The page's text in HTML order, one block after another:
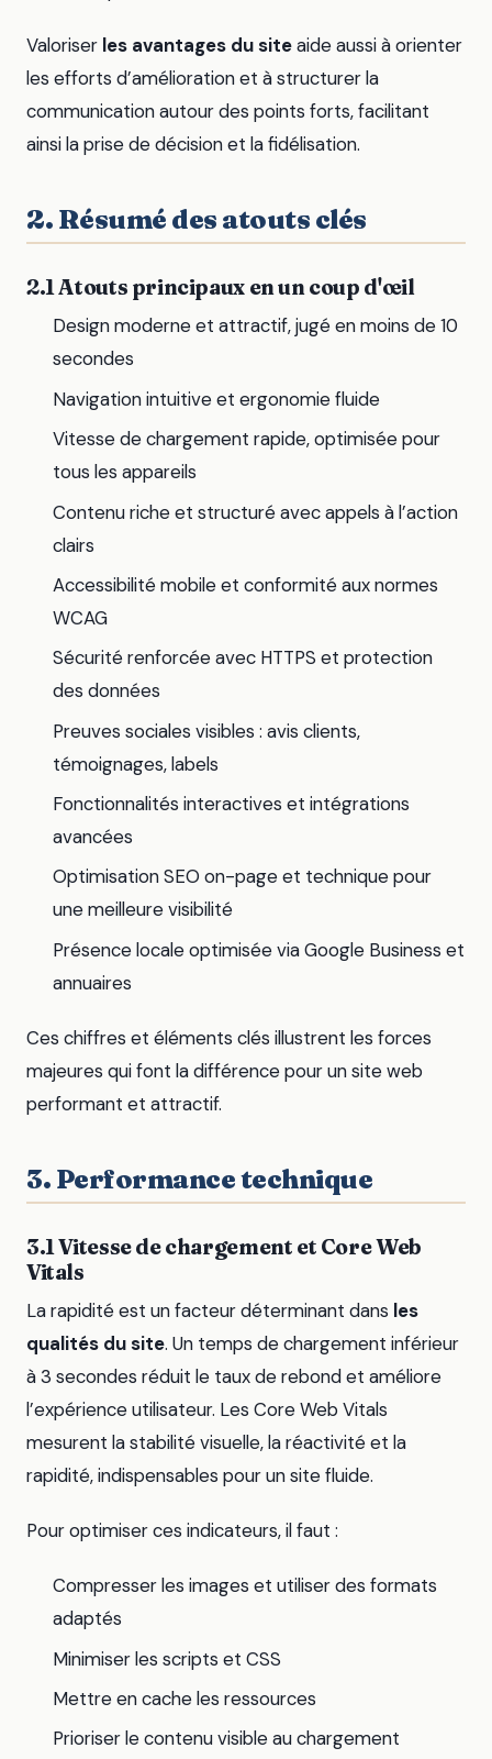
Valoriser les avantages du siteaide aussi à orienter
les efforts d’amélioration et à structurer la
communication autour des points forts, facilitant
ainsi la prise de décision et la fidélisation.
2. Résumé des atouts clés
2.1 Atouts principaux en un coup d'œil
Design moderne et attractif, jugé en moins de 10
secondes
Navigation intuitive et ergonomie fluide
Vitesse de chargement rapide, optimisée pour
tous les appareils
Contenu riche et structuré avec appels à l’action
clairs
Accessibilité mobile et conformité aux normes
WCAG
Sécurité renforcée avec HTTPS et protection
des données
Preuves sociales visibles : avis clients,
témoignages, labels
Fonctionnalités interactives et intégrations
avancées
Optimisation SEO on-page et technique pour
une meilleure visibilité
Présence locale optimisée via Google Business et
annuaires
Ces chiffres et éléments clés illustrent les forces
majeures qui font la différence pour un site web
performant et attractif.
3. Performance technique
3.1 Vitesse de chargement et Core Web
Vitals
La rapidité est un facteur déterminant dans les
qualités du site. Un temps de chargement inférieur
à 3 secondes réduit le taux de rebond et améliore
l’expérience utilisateur. Les Core Web Vitals
mesurent la stabilité visuelle, la réactivité et la
rapidité, indispensables pour un site fluide.
Pour optimiser ces indicateurs, il faut :
Compresser les images et utiliser des formats
adaptés
Minimiser les scripts et CSS
Mettre en cache les ressources
Prioriser le contenu visible au chargement